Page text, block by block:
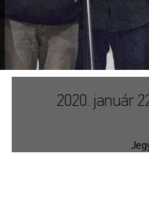
2020. január